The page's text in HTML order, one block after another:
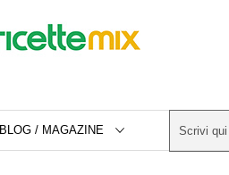
BLOG / MAGAZINE